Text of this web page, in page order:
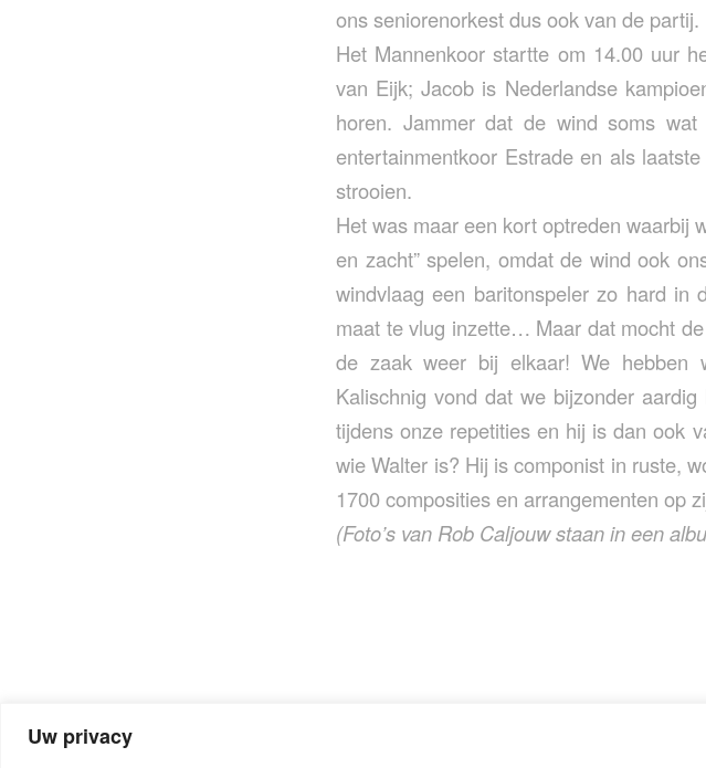
Uw privacy
ons seniorenorkest dus ook van de partij.
Het Mannenkoor startte om 14.00 uur
van Eijk; Jacob is Nederlandse
horen. Jammer dat de wind soms
entertainmentkoor Estrade en als
strooien.
Het was maar een kort optreden waarbij
en zacht” spelen, omdat de wind ook
windvlaag een baritonspeler zo hard
maat te vlug inzette… Maar dat mocht
de zaak weer bij elkaar! We hebben
Kalischnig vond dat we bijzonder
tijdens onze repetities en hij is dan ook
wie Walter is? Hij is componist in ruste,
1700 composities en arrangementen op
(Foto’s van Rob Caljouw staan in een